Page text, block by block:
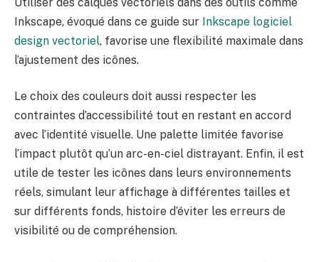
Inkscape, évoqué dans ce guide sur Inkscape logiciel
design vectoriel, favorise une flexibilité maximale dans
l’ajustement des icônes.
Le choix des couleurs doit aussi respecter les
contraintes d’accessibilité tout en restant en accord
avec l’identité visuelle. Une palette limitée favorise
l’impact plutôt qu’un arc-en-ciel distrayant. Enfin, il est
utile de tester les icônes dans leurs environnements
réels, simulant leur affichage à différentes tailles et
sur différents fonds, histoire d’éviter les erreurs de
visibilité ou de compréhension.